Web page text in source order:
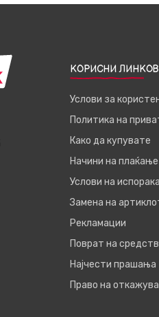
КОРИСНИ
Услови за
Политика на
Како да купувате
Начини на плаќање
Услови на испорака
Замена на
Рекламации
Поврат на
Најчести прашања
Право на